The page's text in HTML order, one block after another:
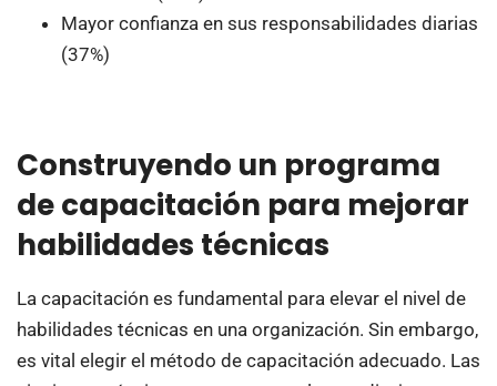
Mayor confianza en sus responsabilidades diarias
(37%)
Construyendo un programa
de capacitación para mejorar
habilidades técnicas
La capacitación es fundamental para elevar el nivel de
habilidades técnicas en una organización. Sin embargo,
es vital elegir el método de capacitación adecuado. Las